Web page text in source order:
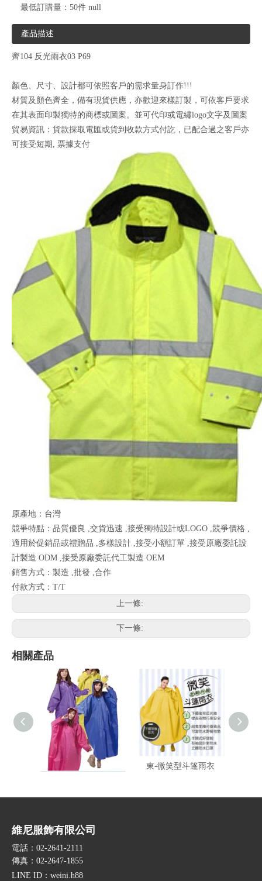
最低訂購量： 50件 null
產品描述
齊104 反光雨衣03 P69
顏色、尺寸、設計都可依照客戶的需求量身訂作!!!
材質及顏色齊全，備有現貨供應，亦歡迎來樣訂製，可依客戶要求
在其表面印製獨特的商標或圖案。並可代印或電繡logo文字及圖案
貿易資訊：貨款採取電匯或貨到收款方式付訖，已配合過之客戶亦
可接受短期, 票據支付
原產地：台灣
競爭特點：品質優良 ,交貨迅速 ,接受獨特設計或LOGO ,競爭價格 ,
適用於促銷品或禮贈品 ,多樣設計 ,接受小額訂單 ,接受原廠委託設
計製造 ODM ,接受原廠委託代工製造 OEM
銷售方式：製造 ,批發 ,合作
付款方式：T/T
上一條:
下一條:
相關產品
東-登山龍太空雨衣 東-微笑型斗篷雨衣
維尼服飾有限公司
電話：02-2641-2111
傳真：02-2647-1855
LINE ID ：weini.h88